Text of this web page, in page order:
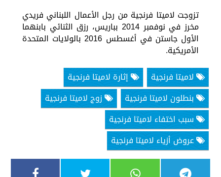
تزوجت لاميتا فرنجية من رجل الأعمال اللبناني فريدي
مخرز في نوفمبر 2014 بباريس، رزق الثنائي بابنهما
الأول جاستن في أغسطس 2016 بالولايات المتحدة
الأمريكية.
لاميتا فرنجية
إثارة لاميتا فرنجية
بنطلون لاميتا فرنجية
زوج لاميتا فرنجية
سبب اختفاء لاميتا فرنجية
عروض أزياء لاميتا فرنجية